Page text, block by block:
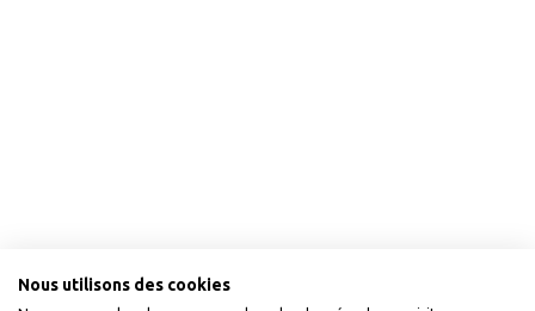
Nous utilisons des cookies